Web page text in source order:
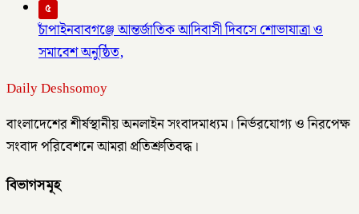
৫
চাঁপাইনবাবগঞ্জে আন্তর্জাতিক আদিবাসী দিবসে শোভাযাত্রা ও
সমাবেশ অনুষ্ঠিত,
Daily Deshsomoy
বাংলাদেশের শীর্ষস্থানীয় অনলাইন সংবাদমাধ্যম। নির্ভরযোগ্য ও নিরপেক্ষ
সংবাদ পরিবেশনে আমরা প্রতিশ্রুতিবদ্ধ।
বিভাগসমূহ